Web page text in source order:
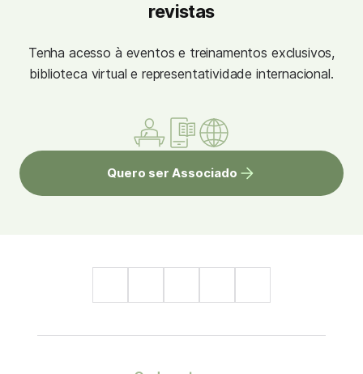
revistas
Tenha acesso à eventos e treinamentos exclusivos,
biblioteca virtual e representatividade internacional.
Quero ser Associado